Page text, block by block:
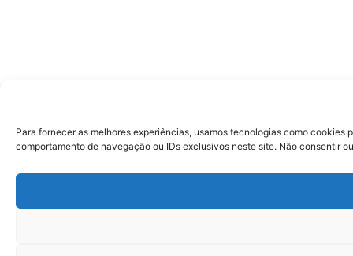
Para fornecer as melhores experiências, usamos tecnologias como
comportamento de navegação ou IDs exclusivos neste site. Não consentir